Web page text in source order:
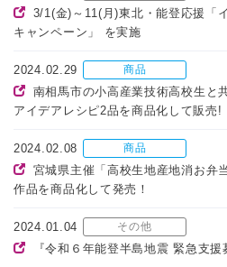
3/1(金)～11(月)東北・能登応援「
キャンペーン」 を実施
2024.02.29 商品
南相馬市の小高産業技術高校生と
アイデアレシピ2品を商品化して販売!
2024.02.08 商品
宮城県主催「高校生地産地消お弁
作品を商品化して発売！
2024.01.04 その他
『令和６年能登半島地震 緊急支